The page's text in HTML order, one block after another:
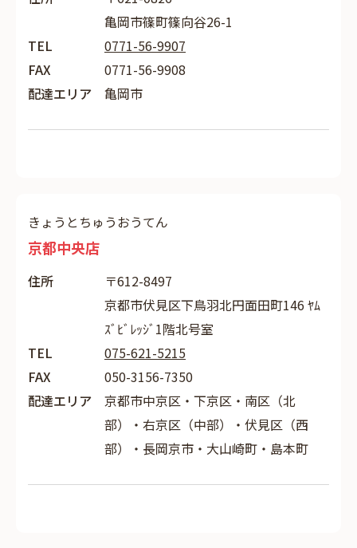
亀岡市篠町篠向谷26-1
TEL
0771-56-9907
FAX
0771-56-9908
配達エリア
亀岡市
きょうとちゅうおうてん
京都中央店
住所
〒612-8497
京都市伏見区下鳥羽北円面田町146 ﾔﾑ
ｽﾞﾋﾞﾚｯｼﾞ1階北号室
TEL
075-621-5215
FAX
050-3156-7350
配達エリア
京都市中京区・下京区・南区（北
部）・右京区（中部）・伏見区（西
部）・長岡京市・大山崎町・島本町